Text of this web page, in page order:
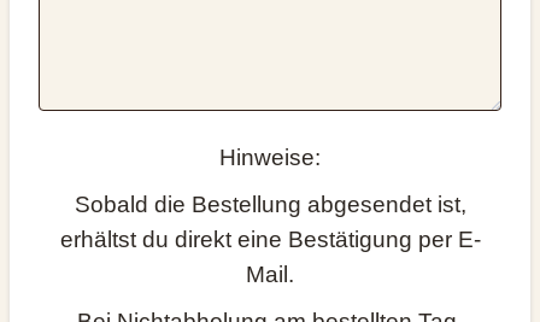
Hinweise:
Sobald die Bestellung abgesendet ist,
erhältst du direkt eine Bestätigung per E-
Mail.